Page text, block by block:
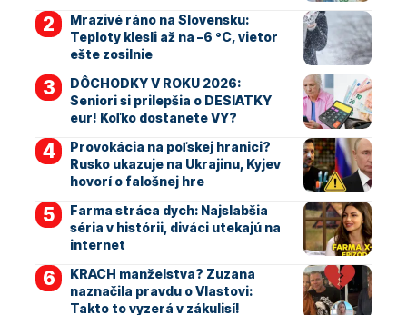
Mrazivé ráno na Slovensku:
Teploty klesli až na –6 °C, vietor
ešte zosilnie
DÔCHODKY V ROKU 2026:
Seniori si prilepšia o DESIATKY
eur! Koľko dostanete VY?
Provokácia na poľskej hranici?
Rusko ukazuje na Ukrajinu, Kyjev
hovorí o falošnej hre
Farma stráca dych: Najslabšia
séria v histórii, diváci utekajú na
internet
KRACH manželstva? Zuzana
naznačila pravdu o Vlastovi:
Takto to vyzerá v zákulisí!